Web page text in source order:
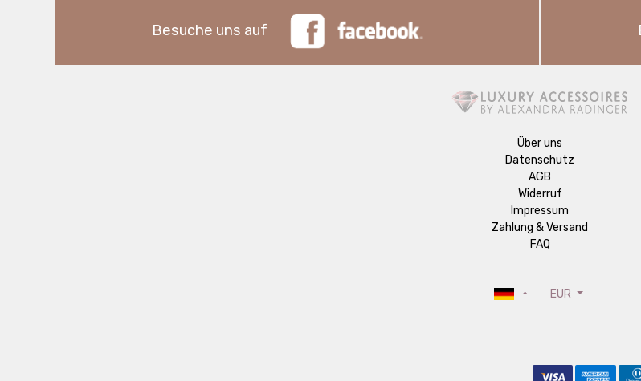
Besuche uns auf
Über uns
Datenschutz
AGB
Widerruf
Impressum
Zahlung & Versand
FAQ
EUR